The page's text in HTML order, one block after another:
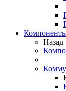
Назад